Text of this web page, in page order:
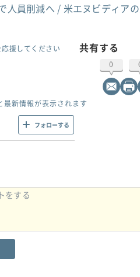
人員削減へ / 米エヌビディア
援してください
共有する
0
最新情報が表示されます
フォローする